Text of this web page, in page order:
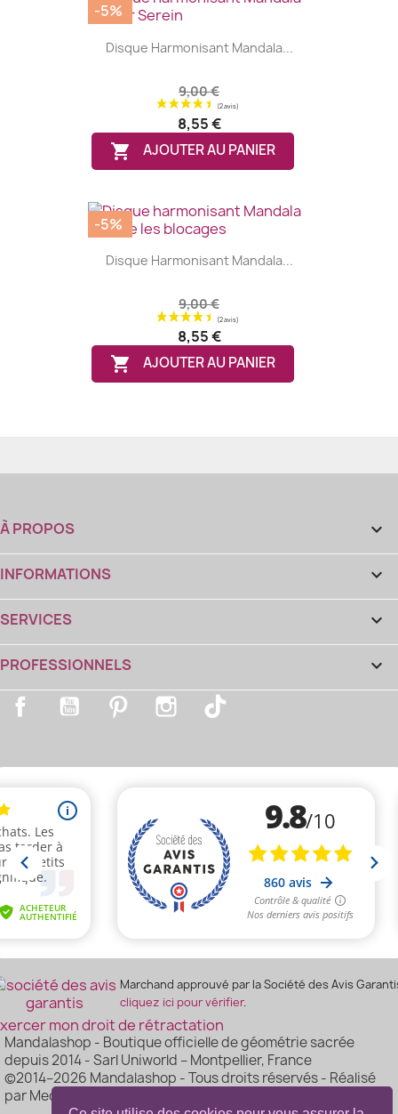
(1 avis)
Disque Harmonisant Mandala...
9,00 €
8,55 €
 AJOUTER AU PANIER
-5%
Disque Harmonisant Mandala...
9,00 €
8,55 €
 AJOUTER AU PANIER
-5%
À PROPOS 
INFORMATIONS 
SERVICES 
PROFESSIONNELS 
Facebook YouTube Pinterest Instagram
Marchand approuvé par la Société des Avis
cliquez ici pour vérifier.
mon droit de rétractation
Mandalashop - Boutique officielle de géométrie sacrée
depuis 2014 - Sarl Uniworld – Montpellier, France
©2014–2026 Mandalashop - Tous droits réservés - Réalisé
par Mediacom87